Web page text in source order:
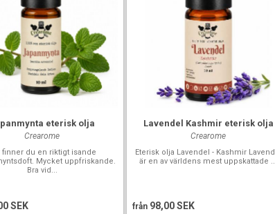
eterisk olja
Crearome
finner du en riktigt isande
Mycket uppfriskande.
Bra vid...
SEK
Lavendel Kashmir eterisk olja
Crearome
Eterisk olja Lavendel - Kashmir
är en av världens mest uppskattade
från 98,00 SEK